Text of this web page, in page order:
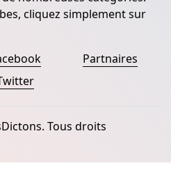
cliquez simplement sur
Partnaires
Tous droits